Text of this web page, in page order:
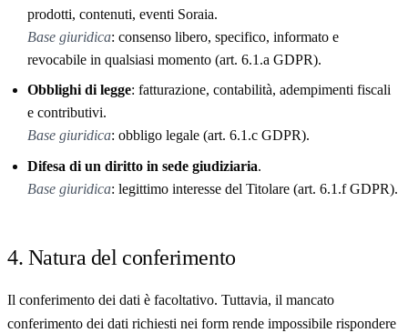
prodotti, contenuti, eventi Soraia.
Base giuridica: consenso libero, specifico, informato e
revocabile in qualsiasi momento (art. 6.1.a GDPR).
Obblighi di legge: fatturazione, contabilità, adempimenti fiscali
e contributivi.
Base giuridica: obbligo legale (art. 6.1.c GDPR).
Difesa di un diritto in sede giudiziaria.
Base giuridica: legittimo interesse del Titolare (art. 6.1.f GDPR).
4. Natura del conferimento
Il conferimento dei dati è facoltativo. Tuttavia, il mancato
conferimento dei dati richiesti nei form rende impossibile rispondere